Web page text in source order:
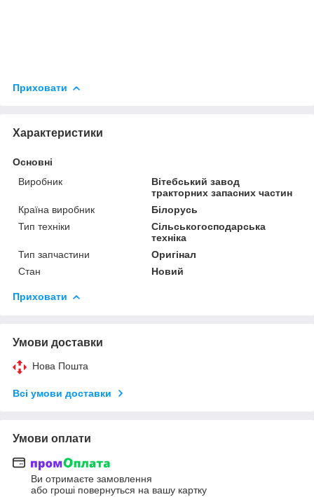
Приховати
Характеристики
Основні
Виробник
Вітебський завод
тракторних запасних частин
Країна виробник
Білорусь
Тип техніки
Сільськогосподарська
техніка
Тип запчастини
Оригінал
Стан
Новий
Приховати
Умови доставки
Нова Пошта
Всі умови доставки
Умови оплати
Ви отримаєте замовлення
або гроші повернуться на вашу картку